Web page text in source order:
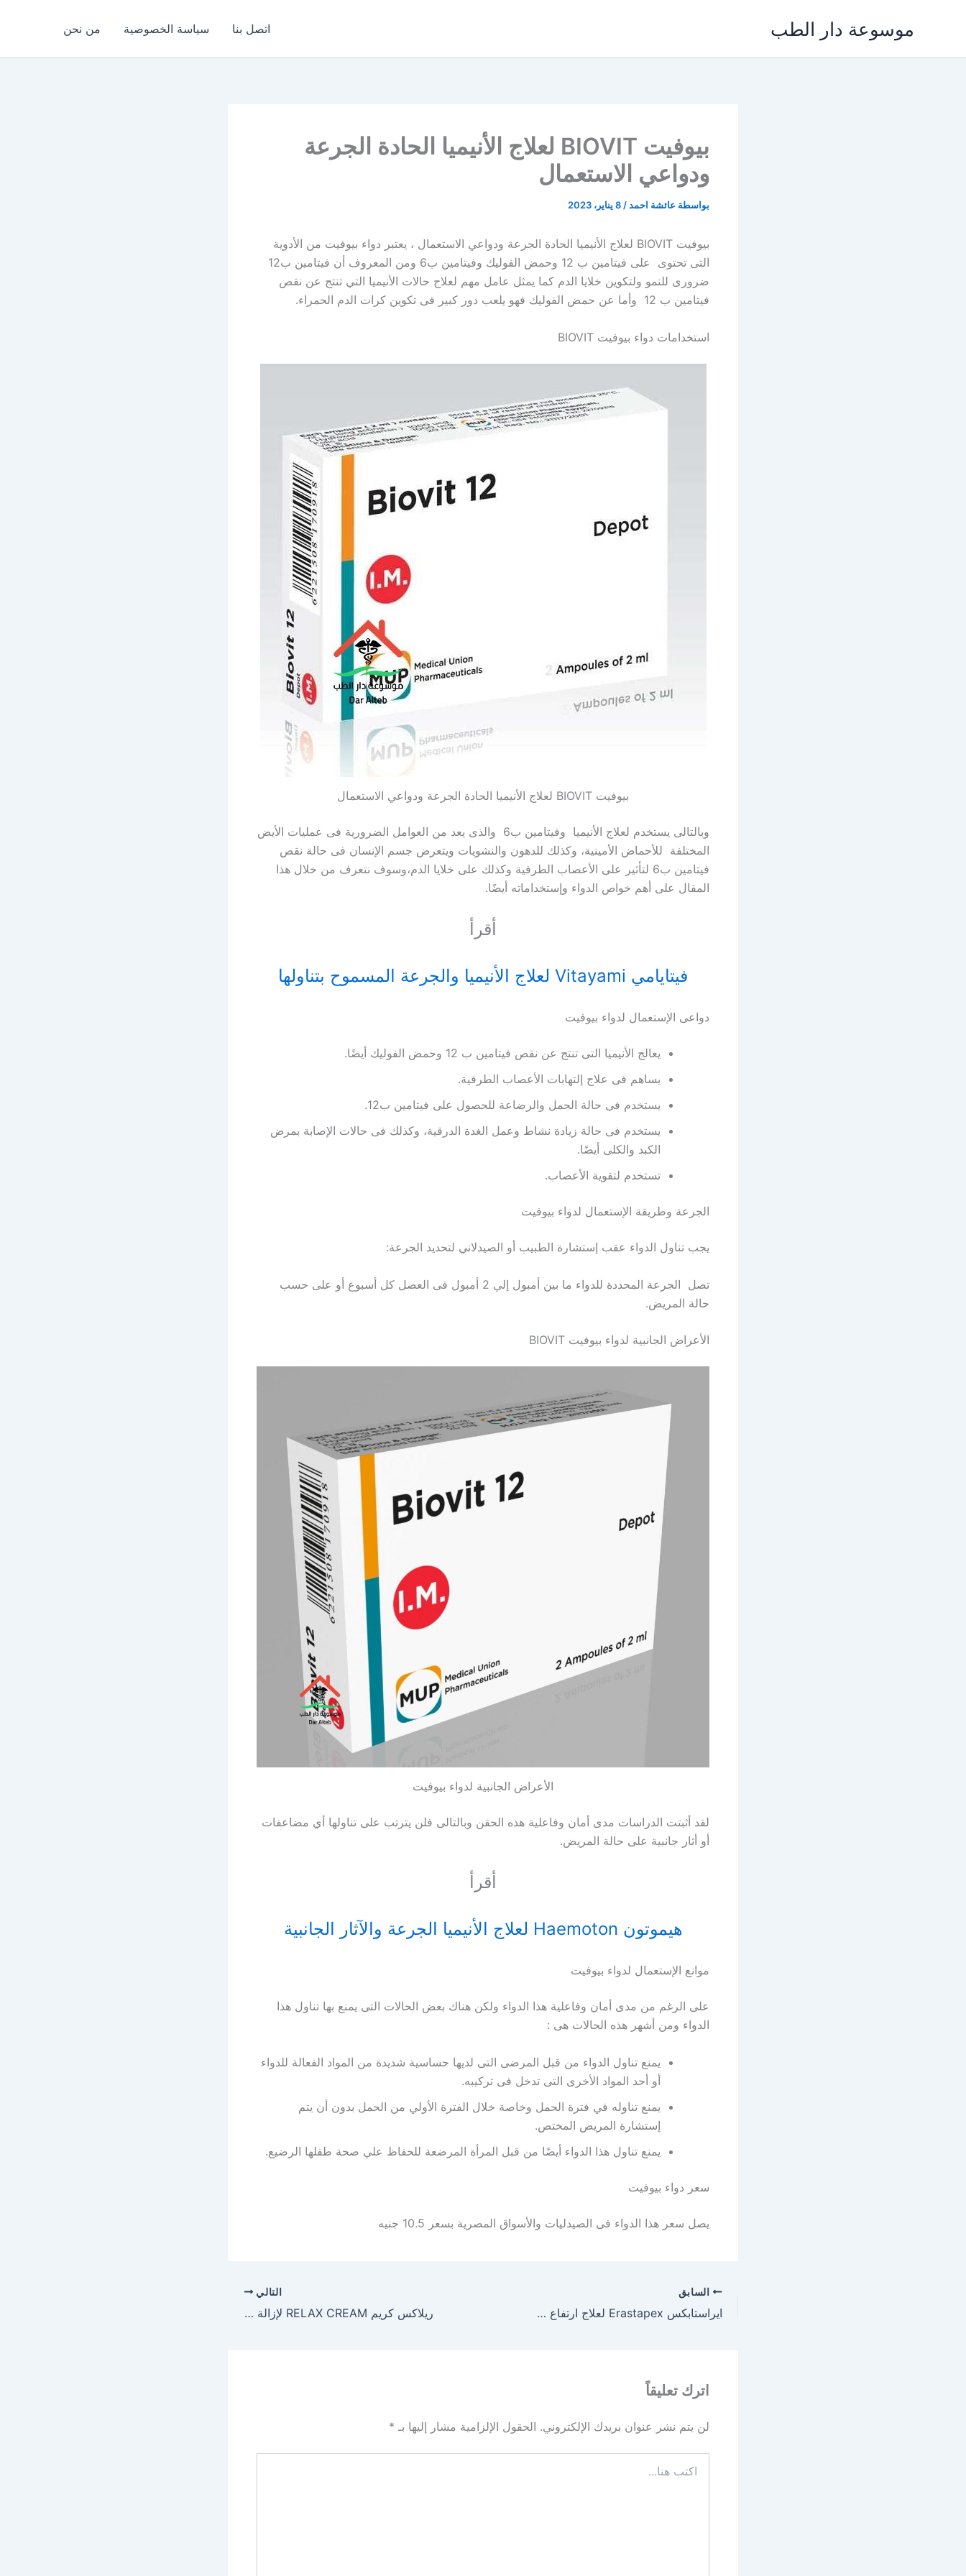
موسوعة دار الطب اتصل بنا سياسة الخصوصية من نحن
بيوفيت BIOVIT لعلاج الأنيميا الحادة الجرعة
ودواعي الاستعمال
بواسطة عائشة احمد/ 8 يناير، 2023
بيوفيت BIOVIT لعلاج الأنيميا الحادة الجرعة ودواعي الاستعمال ، يعتبر دواء بيوفيت من الأدوية
التى تحتوى على فيتامين ب 12 وحمض الفوليك وفيتامين ب6 ومن المعروف أن فيتامين ب12
ضرورى للنمو ولتكوين خلايا الدم كما يمثل عامل مهم لعلاج حالات الأنيميا التي تنتج عن نقص
فيتامين ب 12 وأما عن حمض الفوليك فهو يلعب دور كبير فى تكوين كرات الدم الحمراء.
استخدامات دواء بيوفيت BIOVIT
بيوفيت BIOVIT لعلاج الأنيميا الحادة الجرعة ودواعي الاستعمال
وبالتالى يستخدم لعلاج الأنيميا وفيتامين ب6 والذى يعد من العوامل الضرورية فى عمليات الأيض
المختلفة للأحماض الأمينية، وكذلك للدهون والنشويات ويتعرض جسم الإنسان فى حالة نقص
فيتامين ب6 لتأثير على الأعصاب الطرفية وكذلك على خلايا الدم،وسوف نتعرف من خلال هذا
المقال على أهم خواص الدواء وإستخداماته أيضًا.
أقرأ
فيتايامي Vitayami لعلاج الأنيميا والجرعة المسموح بتناولها
دواعى الإستعمال لدواء بيوفيت
يعالج الأنيميا التى تنتج عن نقص فيتامين ب 12 وحمض الفوليك أيضًا.
يساهم فى علاج إلتهابات الأعصاب الطرفية.
يستخدم فى حالة الحمل والرضاعة للحصول على فيتامين ب12.
يستخدم فى حالة زيادة نشاط وعمل الغدة الدرقية، وكذلك فى حالات الإصابة بمرض
الكبد والكلى أيضًا.
تستخدم لتقوية الأعصاب.
الجرعة وطريقة الإستعمال لدواء بيوفيت
يجب تناول الدواء عقب إستشارة الطبيب أو الصيدلاني لتحديد الجرعة:
تصل الجرعة المحددة للدواء ما بين أمبول إلي 2 أمبول فى العضل كل أسبوع أو على حسب
حالة المريض.
الأعراض الجانبية لدواء بيوفيت BIOVIT
الأعراض الجانبية لدواء بيوفيت
لقد أثبتت الدراسات مدى أمان وفاعلية هذه الحقن وبالتالى فلن يترتب على تناولها أي مضاعفات
أو أثار جانبية على حالة المريض.
أقرأ
هيموتون Haemoton لعلاج الأنيميا الجرعة والآثار الجانبية
موانع الإستعمال لدواء بيوفيت
على الرغم من مدى أمان وفاعلية هذا الدواء ولكن هناك بعض الحالات التى يمنع بها تناول هذا
الدواء ومن أشهر هذه الحالات هى :
يمنع تناول الدواء من قبل المرضى التى لديها حساسية شديدة من المواد الفعالة للدواء
أو أحد المواد الأخرى التى تدخل فى تركيبه.
يمنع تناوله في فترة الحمل وخاصة خلال الفترة الأولي من الحمل بدون أن يتم
إستشارة المريض المختص.
يمنع تناول هذا الدواء أيضًا من قبل المرأة المرضعة للحفاظ علي صحة طفلها الرضيع.
سعر دواء بيوفيت
يصل سعر هذا الدواء فى الصيدليات والأسواق المصرية بسعر 10.5 جنيه
السابق
ايراستابكس Erastapex لعلاج ارتفاع ضغط الدم والآثار الجانبية
التالي
ريلاكس كريم RELAX CREAM لإزالة التقلصات العضلية
اترك تعليقاً
لن يتم نشر عنوان بريدك الإلكتروني. الحقول الإلزامية مشار إليها بـ *
هنا...